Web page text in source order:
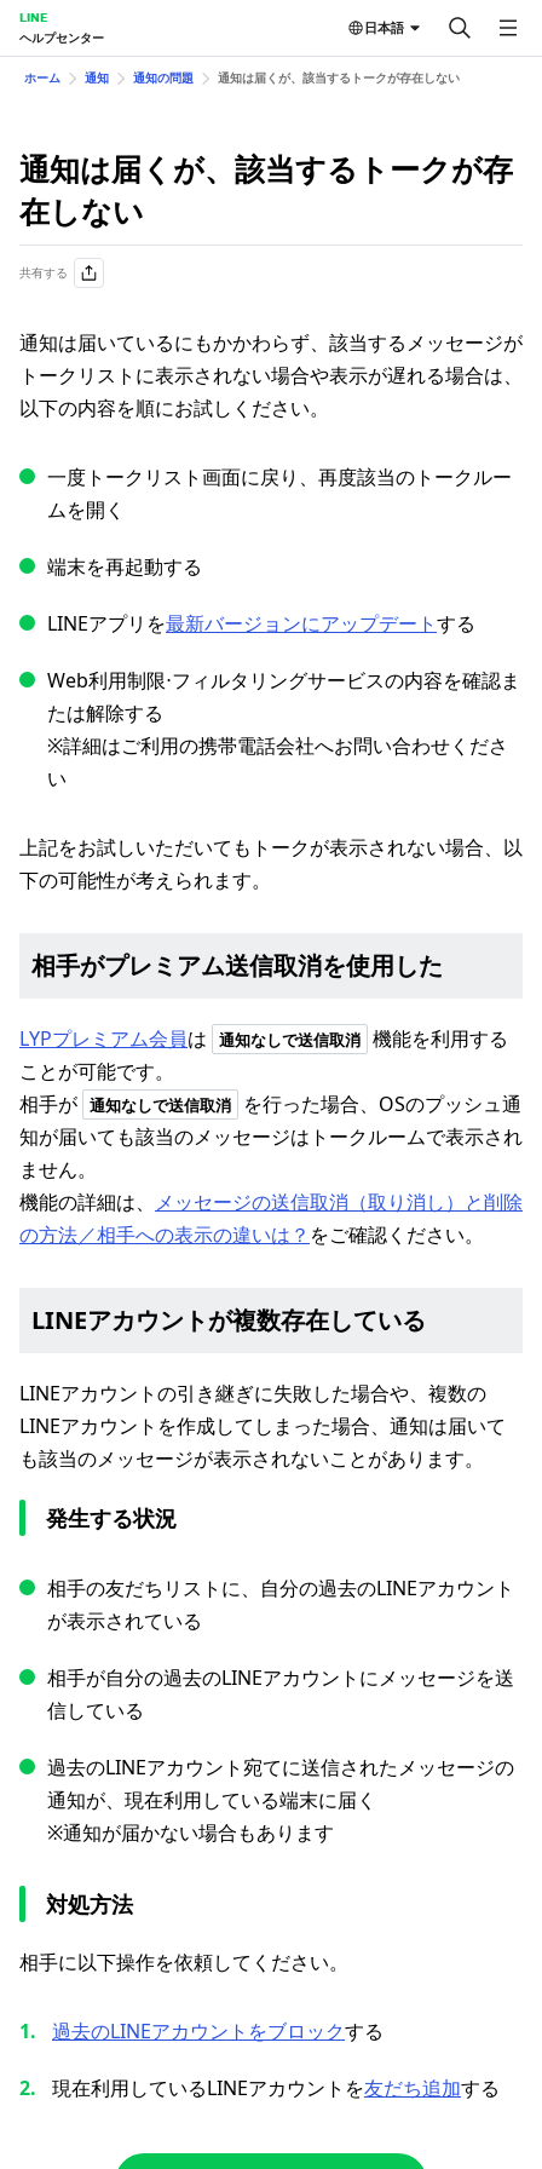
LINE
ヘルプセンター
日本語
ホーム 通知 通知の問題 通知は届くが、該当するトークが存在しない
通知は届くが、該当するトークが存
在しない
共有する
通知は届いているにもかかわらず、該当するメッセージが
トークリストに表示されない場合や表示が遅れる場合は、
以下の内容を順にお試しください。
一度トークリスト画面に戻り、再度該当のトークルー
ムを開く
端末を再起動する
LINEアプリを最新バージョンにアップデートする
Web利用制限⋅フィルタリングサービスの内容を確認ま
たは解除する
※詳細はご利用の携帯電話会社へお問い合わせくださ
い
上記をお試しいただいてもトークが表示されない場合、以
下の可能性が考えられます。
相手がプレミアム送信取消を使用した
LYPプレミアム会員は 通知なしで送信取消 機能を利用する
ことが可能です。
相手が 通知なしで送信取消
を行った場合、OSのプッシュ通
知が届いても該当のメッセージはトークルームで表示され
ません。
機能の詳細は、 メッセージの送信取消（取り消し）と削除
の方法／相手への表示の違いは？ をご確認ください。
LINEアカウントが複数存在している
LINEアカウントの引き継ぎに失敗した場合や、複数の
LINEアカウントを作成してしまった場合、通知は届いて
も該当のメッセージが表示されないことがあります。
発生する状況
相手の友だちリストに、自分の過去のLINEアカウント
が表示されている
相手が自分の過去のLINEアカウントにメッセージを送
信している
過去のLINEアカウント宛てに送信されたメッセージの
通知が、現在利用している端末に届く
※通知が届かない場合もあります
対処方法
相手に以下操作を依頼してください。
過去のLINEアカウントをブロックする
現在利用しているLINEアカウントを友だち追加する